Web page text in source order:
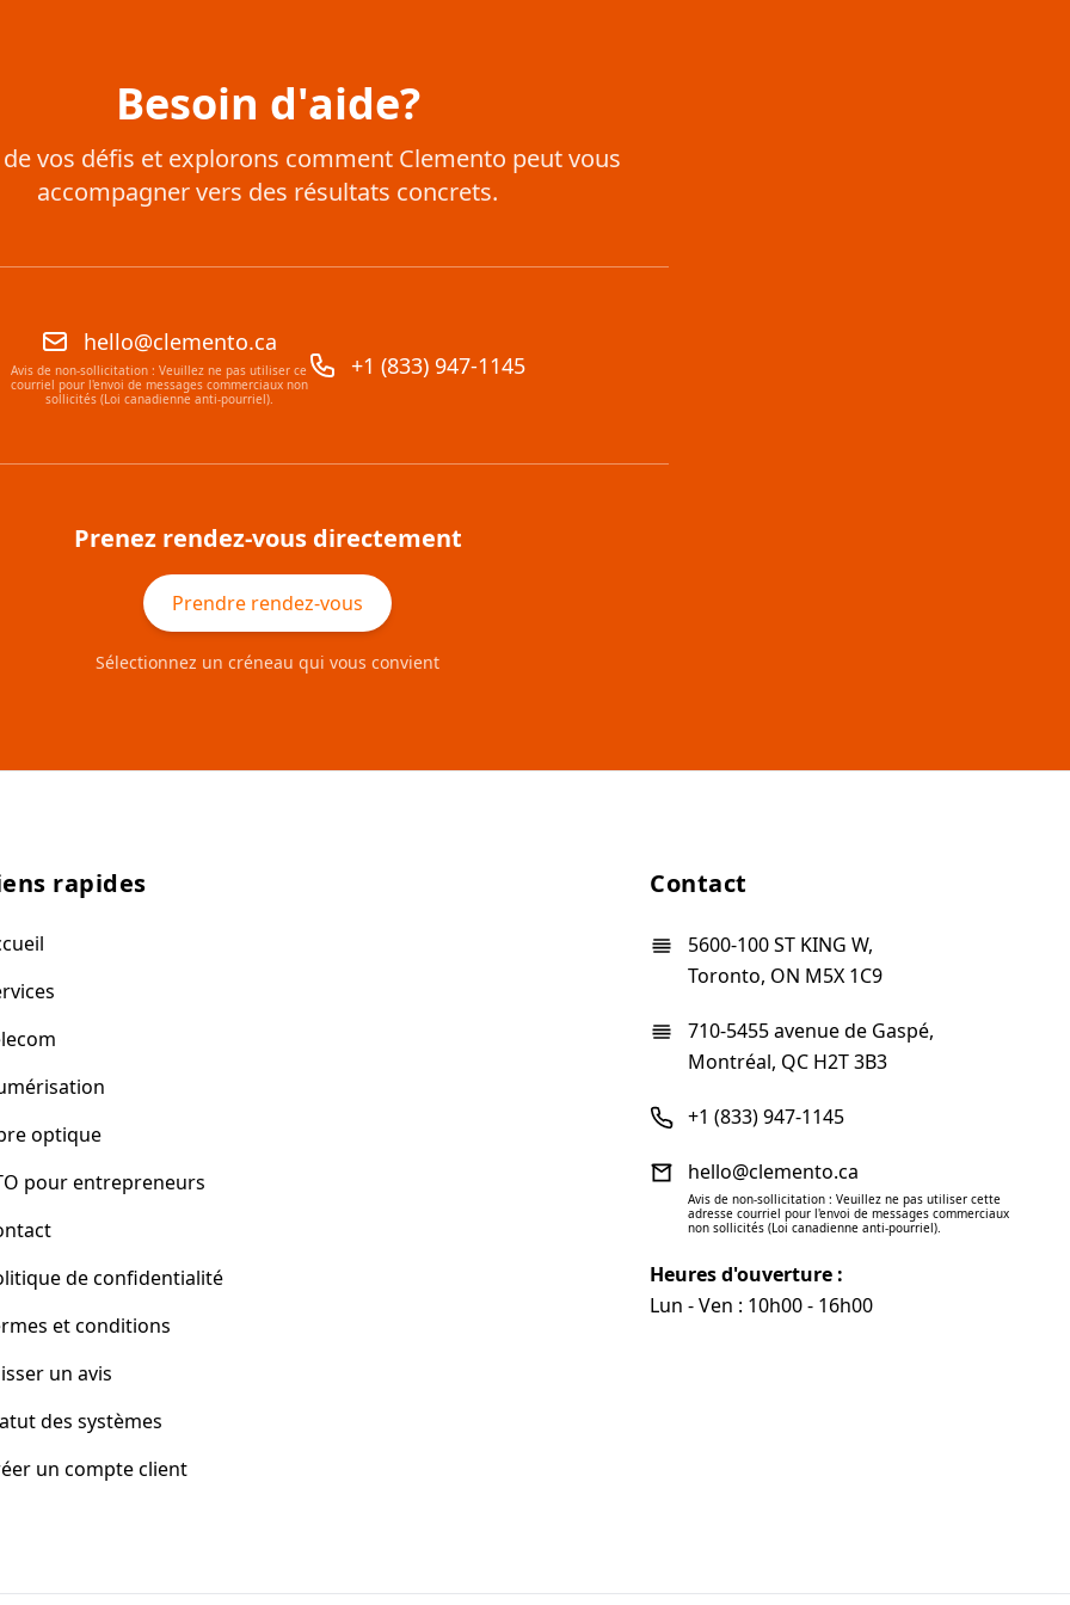
Besoin d'aide?
vos défis et explorons comment Clemento peut vous
accompagner vers des résultats concrets.
hello@clemento.ca
Avis de non-sollicitation : Veuillez ne pas utiliser ce
courriel pour l'envoi de messages commerciaux non
sollicités (Loi canadienne anti-pourriel).
+1 (833) 947-1145
Prenez rendez-vous directement
Prendre rendez-vous
Sélectionnez un créneau qui vous convient
rapides
optique
pour entrepreneurs
de confidentialité
et conditions
un avis
des systèmes
un compte client
Contact
5600-100 ST KING W,
Toronto, ON M5X 1C9
710-5455 avenue de Gaspé,
Montréal, QC H2T 3B3
+1 (833) 947-1145
hello@clemento.ca
Avis de non-sollicitation : Veuillez ne pas utiliser cette
adresse courriel pour l'envoi de messages commerciaux
non sollicités (Loi canadienne anti-pourriel).
Heures d'ouverture :
Lun - Ven : 10h00 - 16h00